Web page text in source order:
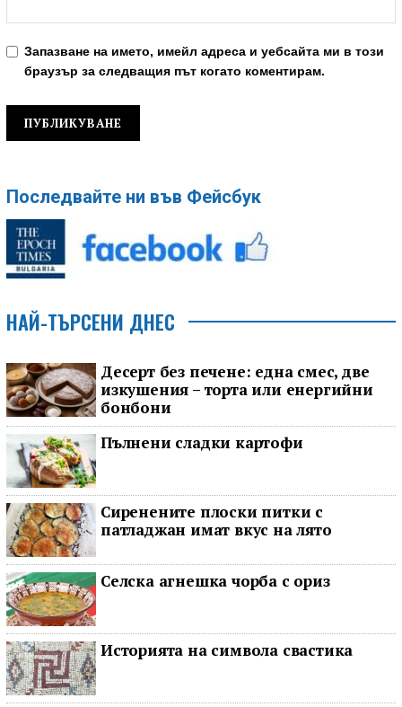
Запазване на името, имейл адреса и уебсайта ми в този
браузър за следващия път когато коментирам.
Последвайте ни във Фейсбук
НАЙ-ТЪРСЕНИ ДНЕС
Десерт без печене: една смес, две
изкушения – торта или енергийни
бонбони
Пълнени сладки картофи
Сиренените плоски питки с
патладжан имат вкус на лято
Селска агнешка чорба с ориз
Историята на символа свастика